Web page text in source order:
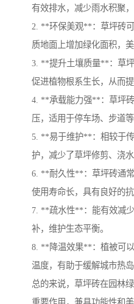
有效排水，减少雨水积聚，
2. **环保美观**：草坪砖
质地面上增加绿化面积，
3. **提升土壤质量**：草
促进植物根系生长，从而提
4. **承载能力强**：草坪
压，适用于停车场、步道等
5. **易于维护**：相较于
护，减少了草坪修剪、浇水
6. **耐久性**：草坪砖通
使用寿命长，具有良好的
7. **疏水性**：能有效减
补，维护生态平衡。
8. **降温效果**：植被可
温度，有助于缓解城市热岛
总的来说，草坪砖在园林
重要作用，兼具功能性和美